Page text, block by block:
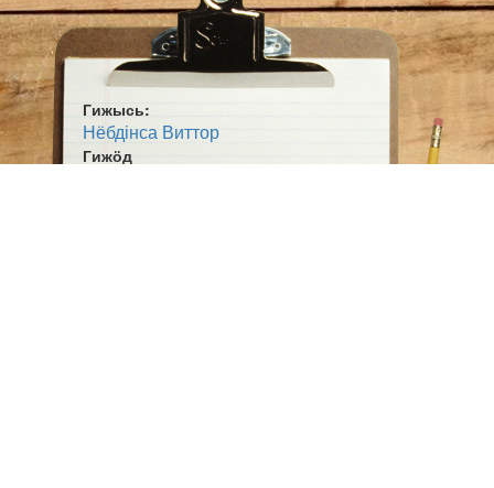
Гижысь:
Нёбдінса Виттор
Гижӧд